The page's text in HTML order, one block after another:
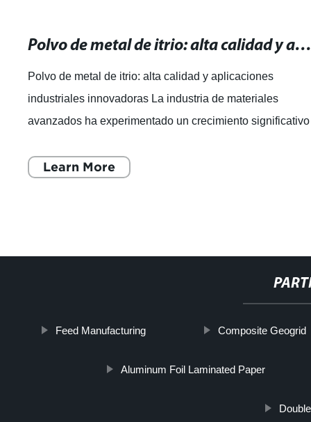
Polvo de metal de itrio: alta calidad y aplicaciones
Polvo de metal de itrio: alta calidad y aplicaciones
industriales innovadoras La industria de materiales
avanzados ha experimentado un crecimiento significativo
Learn More
Feed Manufacturing Composite Geogrid
Aluminum Foil Laminated Paper